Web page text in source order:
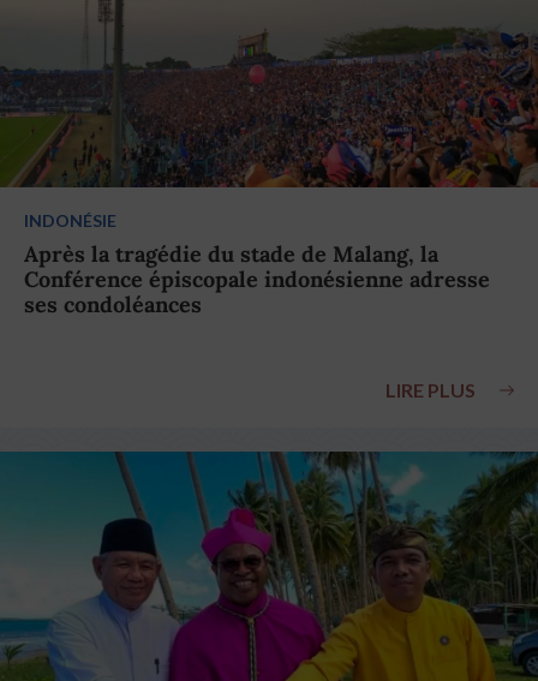
INDONÉSIE
Après la tragédie du stade de Malang, la
Conférence épiscopale indonésienne adresse
ses condoléances
LIRE PLUS